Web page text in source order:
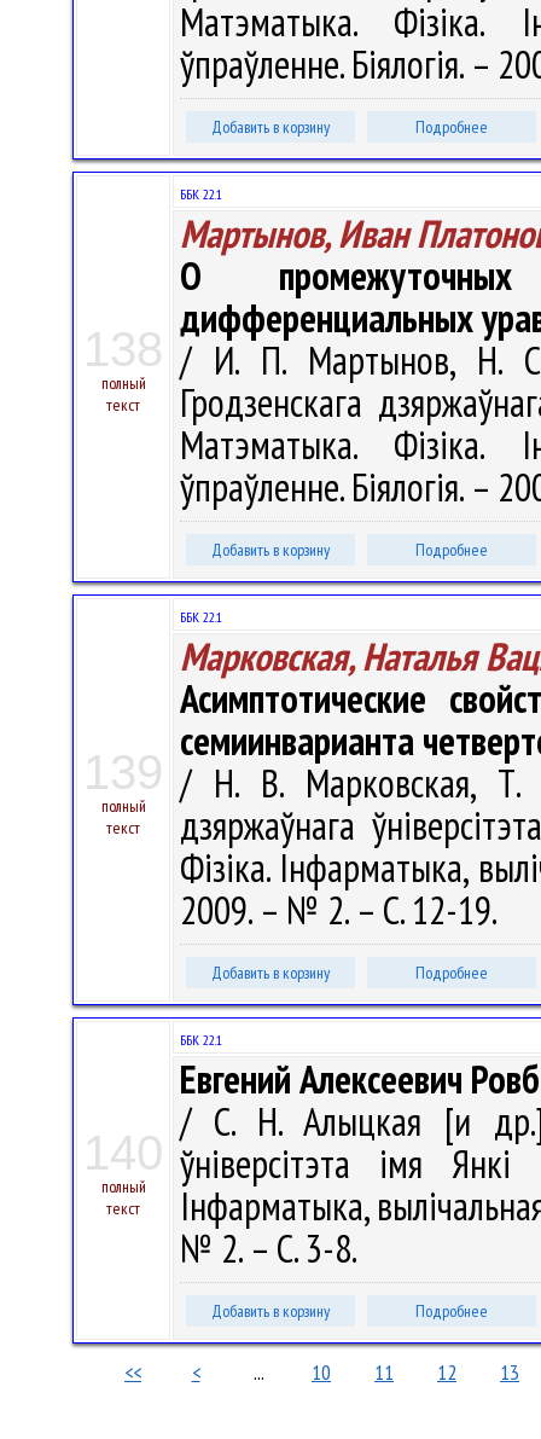
Матэматыка. Фізіка.
ўпраўленне. Біялогія. –
Добавить в корзину Подробнее
138
полный
текст
ББК 22.1
Мартынов, Иван
О
дифференциальных
/ И. П. Мартынов, Н. С.
Гродзенскага
Матэматыка. Фізіка.
ўпраўленне. Біялогія. –
Добавить в корзину Подробнее
139
полный
текст
ББК 22.1
Марковская, Наталья
Асимптотические
семиинварианта
/ Н. В. Марковская, Т.
дзяржаўнага
Фізіка. Інфарматыка,
2009. – № 2. – С. 12-19.
Добавить в корзину Подробнее
140
полный
текст
ББК 22.1
Евгений Алексеевич
/ С. Н. Алыцкая [и др.]
ўніверсітэта імя
Інфарматыка,
№ 2. – С. 3-8.
Добавить в корзину Подробнее
<< < ... 10 11 12 13